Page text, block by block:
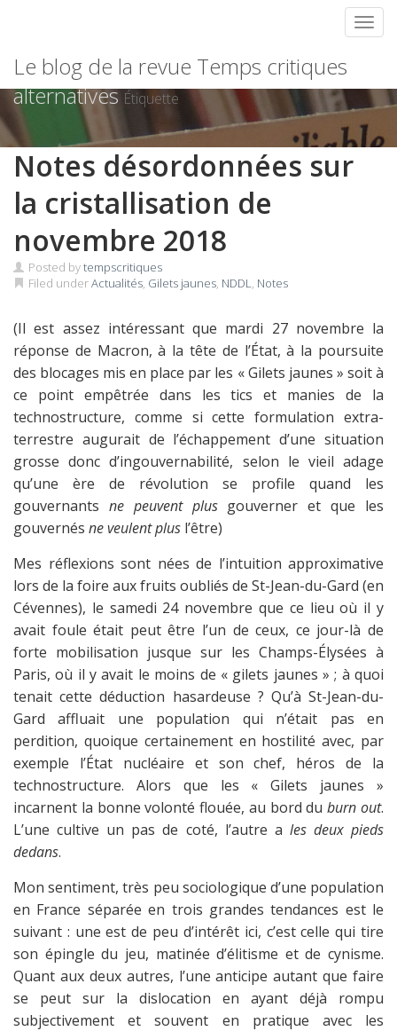
content
Le blog de la revue Temps critiques
alternativesÉtiquette
Notes désordonnées sur
la cristallisation de
novembre 2018
Posted bytempscritiques
Filed underActualités, Gilets jaunes, NDDL, Notes
(Il est assez intéressant que mardi 27 novembre la
réponse de Macron, à la tête de l’État, à la poursuite
des blocages mis en place par les « Gilets jaunes » soit à
ce point empêtrée dans les tics et manies de la
technostructure, comme si cette formulation extra-
terrestre augurait de l’échappement d’une situation
grosse donc d’ingouvernabilité, selon le vieil adage
qu’une ère de révolution se profile quand les
gouvernants ne peuvent plusgouverner et que les
gouvernés ne veulent plus l’être)
Mes réflexions sont nées de l’intuition approximative
lors de la foire aux fruits oubliés de St-Jean-du-Gard (en
Cévennes), le samedi 24 novembre que ce lieu où il y
avait foule était peut être l’un de ceux, ce jour-là de
forte mobilisation jusque sur les Champs-Élysées à
Paris, où il y avait le moins de « gilets jaunes » ; à quoi
tenait cette déduction hasardeuse ? Qu’à St-Jean-du-
Gard affluait une population qui n’était pas en
perdition, quoique certainement en hostilité avec, par
exemple l’État nucléaire et son chef, héros de la
technostructure. Alors que les « Gilets jaunes »
incarnent la bonne volonté flouée, au bord duburn out.
L’une cultive un pas de coté, l’autre a les deux pieds
dedans.
Mon sentiment, très peu sociologique d’une population
en France séparée en trois grandes tendances est le
suivant : une est de peu d’intérêt ici, c’est celle qui tire
son épingle du jeu, matinée d’élitisme et de cynisme.
Quant aux deux autres, l’une anticipe autant que faire
se peut sur la dislocation en ayant déjà rompu
subjectivement et souvent en pratique avec les